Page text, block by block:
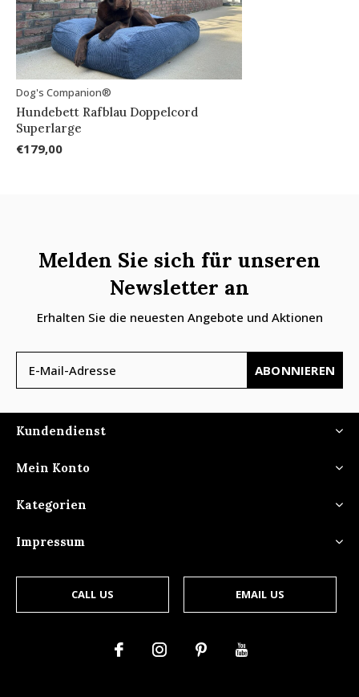
Dog's Companion®
Hundebett Rafblau Doppelcord
Superlarge
€179,00
Melden Sie sich für unseren
Newsletter an
Erhalten Sie die neuesten Angebote und Aktionen
ABONNIEREN
Kundendienst
Mein Konto
Kategorien
Impressum
CALL US EMAIL US